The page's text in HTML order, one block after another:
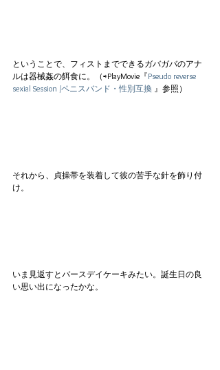
ということで、フィストまでできるガバガバのアナ
ルは器械姦の餌食に。（⇨PlayMovie『Pseudo reverse
sexial Session /ペニスバンド・性別互換 』参照）
それから、貞操帯を装着して彼の苦手な針を飾り付
け。
いま見返すとバースデイケーキみたい。誕生日の良
い思い出になったかな。